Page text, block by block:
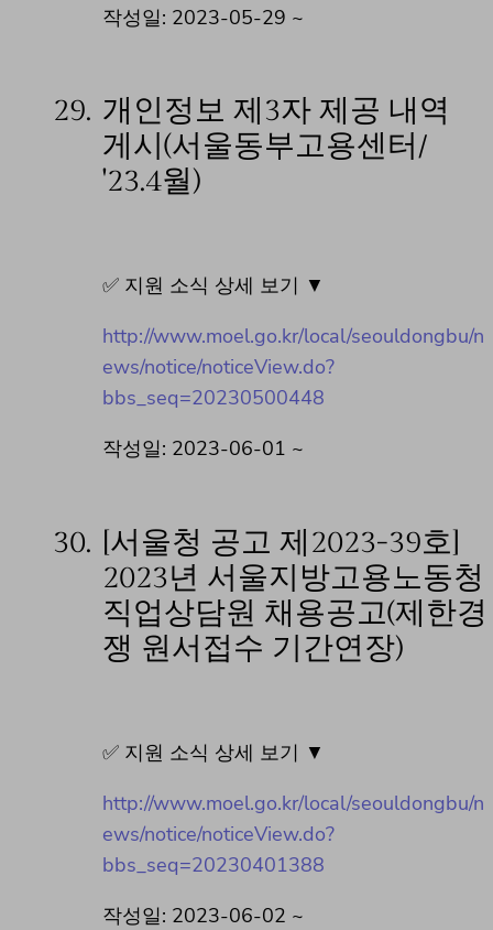
작성일: 2023-05-29 ~
29. 개인정보 제3자 제공 내역
게시(서울동부고용센터/
'23.4월)
✅ 지원 소식 상세 보기 ▼
http://www.moel.go.kr/local/seouldongbu/n
ews/notice/noticeView.do?
bbs_seq=20230500448
작성일: 2023-06-01 ~
30. [서울청 공고 제2023-39호]
2023년 서울지방고용노동청
직업상담원 채용공고(제한경
쟁 원서접수 기간연장)
✅ 지원 소식 상세 보기 ▼
http://www.moel.go.kr/local/seouldongbu/n
ews/notice/noticeView.do?
bbs_seq=20230401388
작성일: 2023-06-02 ~